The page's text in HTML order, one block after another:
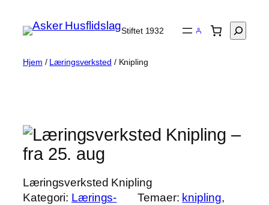
Stiftet 1932 Søk
Hjem / Læring­s­verksted / Knipling
Knipling –
fra 25. aug
Læringsverksted Knipling
Kategori: Læring­s­
Temaer: knipling